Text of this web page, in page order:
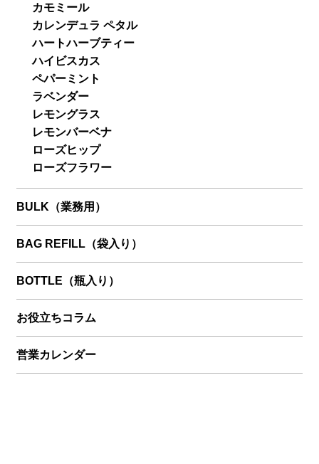
カモミール
カレンデュラ ペタル
ハートハーブティー
ハイビスカス
ペパーミント
ラベンダー
レモングラス
レモンバーベナ
ローズヒップ
ローズフラワー
BULK（業務用）
BAG REFILL（袋入り）
BOTTLE（瓶入り）
お役立ちコラム
営業カレンダー